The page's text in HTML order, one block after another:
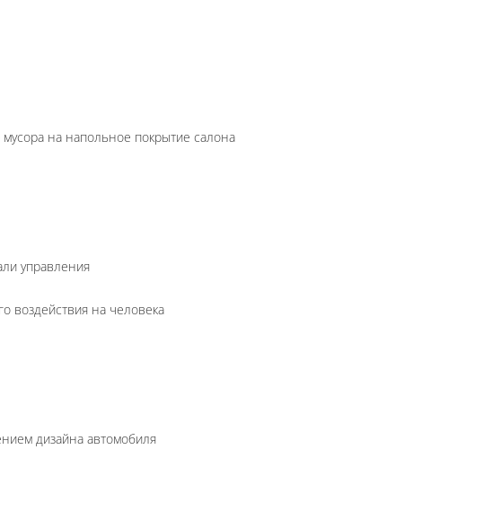
мусора на напольное покрытие салона
управления
воздействия на человека
дизайна автомобиля